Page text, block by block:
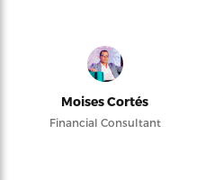
Moises Cortés
Financial Consultant